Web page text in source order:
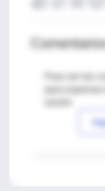
Para ver los